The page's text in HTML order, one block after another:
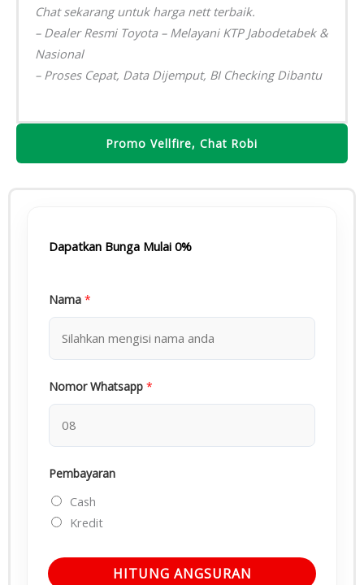
Chat sekarang untuk harga nett terbaik.
– Dealer Resmi Toyota – Melayani KTP Jabodetabek &
Nasional
– Proses Cepat, Data Dijemput, BI Checking Dibantu
Promo Vellfire, Chat Robi
Dapatkan Bunga Mulai 0%
Nama *
Nomor Whatsapp *
Pembayaran
Cash
Kredit
HITUNG ANGSURAN